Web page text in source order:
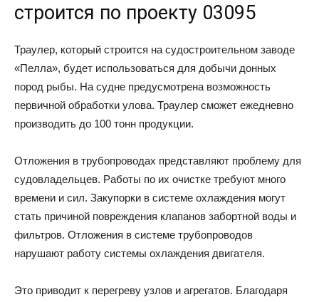
строится по проекту 03095
Траулер, который строится на судостроительном заводе
«Пелла», будет использоваться для добычи донных
пород рыбы. На судне предусмотрена возможность
первичной обработки улова. Траулер сможет ежедневно
производить до 100 тонн продукции.
Отложения в трубопроводах представляют проблему для
судовладельцев. Работы по их очистке требуют много
времени и сил. Закупорки в системе охлаждения могут
стать причиной повреждения клапанов забортной воды и
фильтров. Отложения в системе трубопроводов
нарушают работу системы охлаждения двигателя.
Это приводит к перегреву узлов и агрегатов. Благодаря